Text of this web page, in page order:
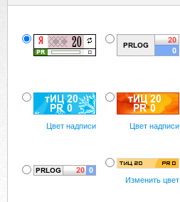
Цвет надписи Цвет надписи
Изменить цвет